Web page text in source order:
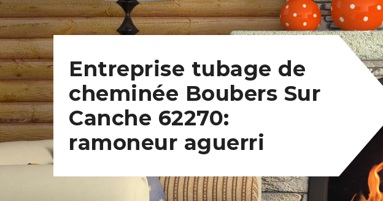
Entreprise tubage de
cheminée Boubers Sur
Canche 62270:
ramoneur aguerri